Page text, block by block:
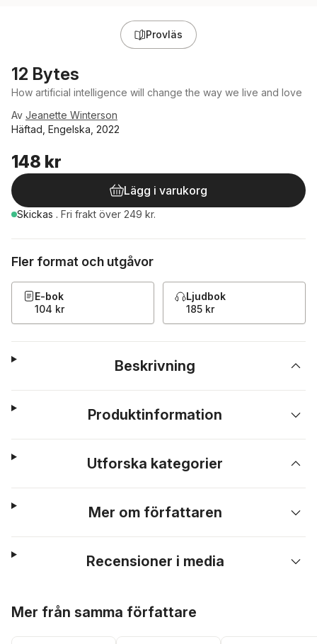
Provläs
12 Bytes
How artificial intelligence will change the way we live and love
Av Jeanette Winterson
Häftad, Engelska, 2022
148 kr
Lägg i varukorg
Skickas . Fri frakt över 249 kr.
Fler format och utgåvor
E-bok
104 kr
Ljudbok
185 kr
Beskrivning
Produktinformation
Utforska kategorier
Mer om författaren
Recensioner i media
Mer från samma författare